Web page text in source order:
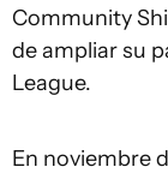
Community
de ampliar su
League.
En noviembre